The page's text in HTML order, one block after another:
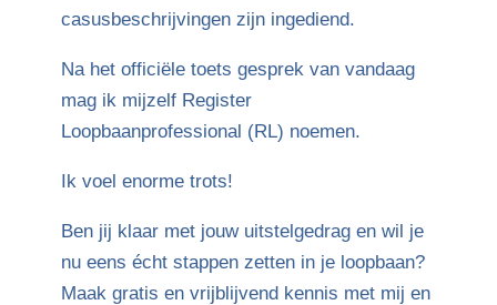
casusbeschrijvingen zijn ingediend.
Na het officiële toets gesprek van vandaag
mag ik mijzelf Register
Loopbaanprofessional (RL) noemen.
Ik voel enorme trots!
Ben jij klaar met jouw uitstelgedrag en wil je
nu eens écht stappen zetten in je loopbaan?
Maak gratis en vrijblijvend kennis met mij en